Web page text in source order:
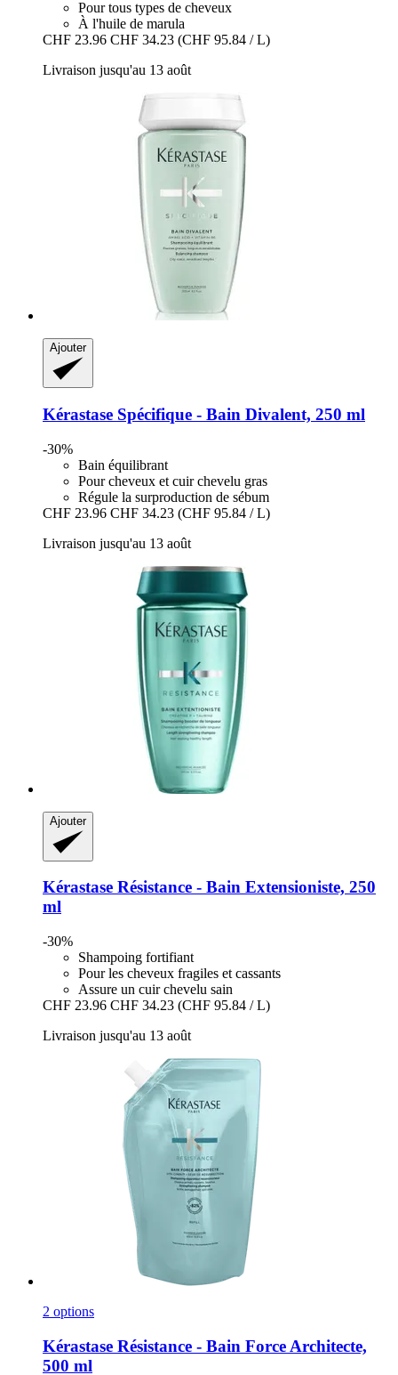
Pour tous types de cheveux
À l'huile de marula
CHF 23.96 CHF 34.23 (CHF 95.84 / L)
Livraison jusqu'au 13 août
Ajouter
Kérastase Spécifique -​ Bain Divalent, 250 ml
-30%
Bain équilibrant
Pour cheveux et cuir chevelu gras
Régule la surproduction de sébum
CHF 23.96 CHF 34.23 (CHF 95.84 / L)
Livraison jusqu'au 13 août
Ajouter
Kérastase Résistance -​ Bain Extensioniste, 250
ml
-30%
Shampoing fortifiant
Pour les cheveux fragiles et cassants
Assure un cuir chevelu sain
CHF 23.96 CHF 34.23 (CHF 95.84 / L)
Livraison jusqu'au 13 août
2 options
Kérastase Résistance -​ Bain Force Architecte,
500 ml